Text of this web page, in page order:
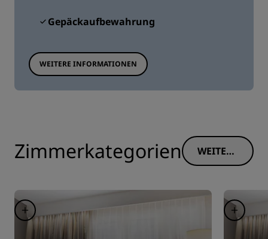
Gepäckaufbewahrung
WEITERE INFORMATIONEN
Zimmerkategorien
WEITERE
INFORM